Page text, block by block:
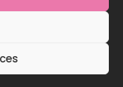
développé par